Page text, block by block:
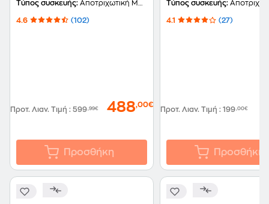
Τύπος συσκευής: Αποτριχωτική Μηχανή
4.6 (102)
Προτ. Λιαν. Τιμή : 599,99€ 488,00€
Προσθήκη
Τύπος συσκευής:
4.1 (27)
Προτ. Λιαν. Τιμή : 199,00€
Προσθήκη